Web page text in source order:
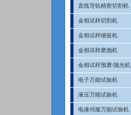
直线导轨精密切割机
金相试样切割机
金相试样镶嵌机
金相试样磨抛机
金相试样预磨/抛光机
电子万能试验机
液压万能试验机
电液伺服万能试验机